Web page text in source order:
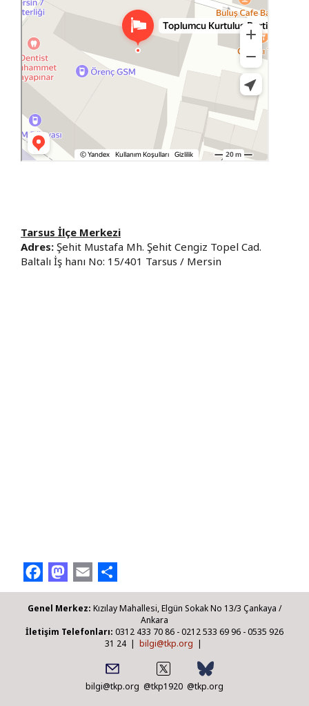
Tarsus İlçe Merkezi
Adres: Şehit Mustafa Mh. Şehit Cengiz Topel Cad.
Baltalı İş hanı No: 15/401 Tarsus / Mersin
FacebookMastodon
Email
Genel Merkez: Kızılay Mahallesi, Elgün Sokak No 13/3 Çankaya /
Ankara
İletişim Telefonları: 0312 433 70 86 - 0212 533 69 96 - 0535 926
31 24 | bilgi@tkp.org |
bilgi@tkp.org @tkp1920 @tkp.org